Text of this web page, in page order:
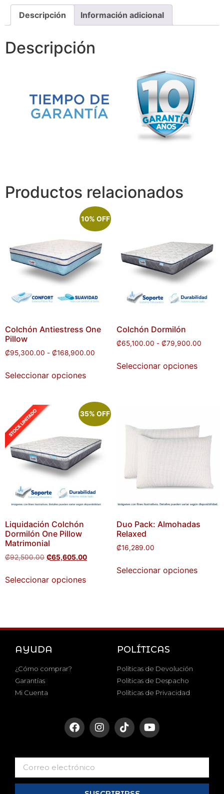
Descripción Información adicional
Descripción
Productos relacionados
10% OFF
Colchón Antiestress One
Pillow
₡95,300.00 - ₡168,900.00
Seleccionar opciones
Colchón Dormilón
₡65,100.00 - ₡79,900.00
Seleccionar opciones
35% OFF
Liquidación Colchón
Dormilón One Pillow
Matrimonial
₡92,500.00 ₡65,605.00
Seleccionar opciones
Duo Pack: Almohadas
Relaxed
₡16,289.00
Seleccionar opciones
AYUDA
¿Cómo comprar?
Garantías
Mi Cuenta
POLÍTICAS
Políticas de Devolución
Políticas de Despacho
Políticas de Privacidad